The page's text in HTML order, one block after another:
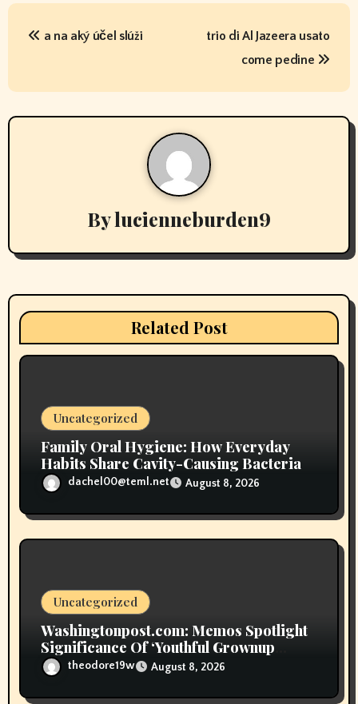
P
s
t
i
a
a na aký účel slúži
trio di Al Jazeera usato
come pedine
Bylucienneburden9
Related Post
Uncategorized
Family Oral Hygiene: How Everyday
Habits Share Cavity-Causing Bacteria
dachel00@teml.net August 8, 2026
Uncategorized
Washingtonpost.com: Memos Spotlight
Significance Of ‘Youthful Grownup
Smokers’
theodore19w August 8, 2026